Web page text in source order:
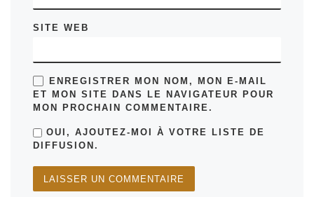
SITE WEB
ENREGISTRER MON NOM, MON E-MAIL
ET MON SITE DANS LE NAVIGATEUR POUR
MON PROCHAIN COMMENTAIRE.
OUI, AJOUTEZ-MOI À VOTRE LISTE DE
DIFFUSION.